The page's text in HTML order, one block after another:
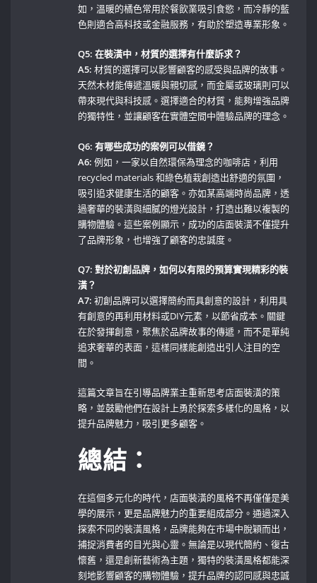
如，溫暖的橘色常用於餐飲業吸引食慾，而冷靜的藍
色則適合高科技或金融服務，有助於塑造專業形象。
Q5: 在裝潢中，材質的選擇有什麼訴求？
A5: 材質的選擇可以影響顧客的感受與品牌的故事。
天然木材能傳遞溫暖與親切感，而金屬或玻璃則可以
帶來現代與科技感。選擇適合的材質，能夠增強品牌
的獨特性，並讓顧客在實體空間中體驗品牌的理念。
Q6: ⁢有哪些成功的案例可以借鏡？
A6: 例如，一家以自然環保為理念的咖啡店，利用
recycled materials 和綠色植栽創造出舒適的氛圍，
吸引追求健康生活的顧客。亦如某高端時尚品牌，透
過奢華的裝潢與細膩的燈光設計，打造出難以複製的
購物體驗。這些案例顯示，成功的店面裝潢不僅提升
了品牌形象，也增強了顧客的忠誠度。
Q7: 對於初創品牌，如何以有限的預算實現精彩的裝
潢？
A7: 初創品牌可以選擇簡約而具創意的設計，利用具
有創意的再利用材料或DIY元素，以節省成本。關鍵
在於發揮創意，聚焦於品牌故事的傳遞，而不是單純
追求奢華的表面，這樣同樣能創造出引人注目的空
間。
這篇文章旨在引導品牌業主重新思考店面裝潢的策
略，並鼓勵他們在設計上勇於探索多樣化的風格，以
提升品牌魅力，吸引更多顧客。⁤
總結：
在這個多元化的時代，店面裝潢的風格不再僅僅是美
學的展示，更是品牌魅力的重要組成部分。通過深入
探索不同的裝潢風格，品牌能夠在市場中脫穎而出，
捕捉消費者的目光與心靈。無論是以現代簡約、復古
懷舊，還是創新藝術為主題，獨特的裝潢風格都能深
刻地影響顧客的購物體驗，提升品牌的認同感與忠誠